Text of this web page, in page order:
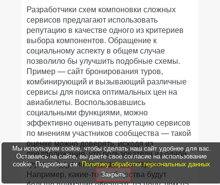
Разработчики схем компоновки сложных
сервисов предлагают использовать
репутацию в качестве одного из критериев
выбора компонентов. Обращение к
социальному аспекту в общем случае
позволило бы улучшить подобные схемы.
Пример — сайт бронирования туров,
комбинирующий и вызывающий различные
сервисы для поиска оптимальных цен на
авиабилеты. Воспользовавшись
социальными функциями, можно
эффективно оценивать репутацию сервисов
по мнениям участников сообщества — такой
оценке можно доверять, исходя из
предположения, что пользователи из одной
группы будут иметь схожие интересы.
Например, какие-то сообщества будут
Мы используем cookie, чтобы сделать наш сайт удобнее для вас.
Оставаясь на сайте, вы даете свое согласие на использование
cookie. Подробнее см.Политику обработки персональных данных
Закрыть